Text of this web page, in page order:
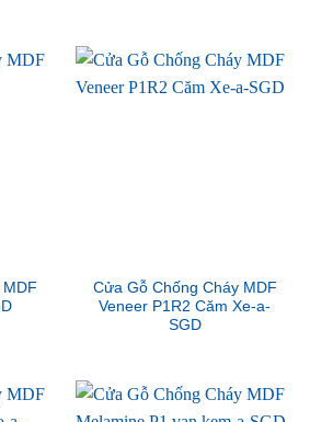
Cửa Gỗ Chống Cháy MDF
Veneer P1R2 Căm Xe-a-
SGD